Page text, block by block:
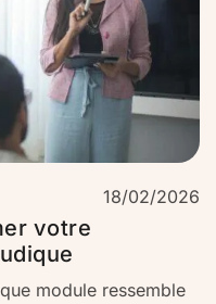
18/02/2026
votre
module ressemble